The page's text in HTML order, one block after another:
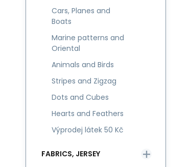
Cars, Planes and
Boats
Marine patterns and
Oriental
Animals and Birds
Stripes and Zigzag
Dots and Cubes
Hearts and Feathers
Výprodej látek 50 Kč
FABRICS, JERSEY